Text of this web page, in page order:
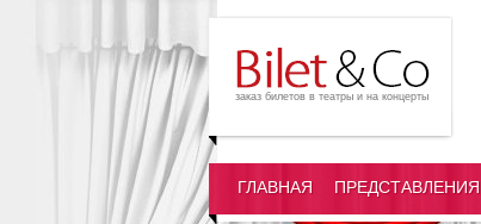
заказ билетов в театры и на концерты
ГЛАВНАЯ ПРЕДСТАВЛЕНИЯ